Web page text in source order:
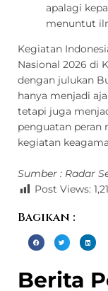
apalagi
menuntut
Kegiatan
Nasional 2026 di
dengan julukan
hanya menjadi
tetapi juga
penguatan peran
kegiatan
Sumber : Radar
Post Views:
Bagikan :
Berita